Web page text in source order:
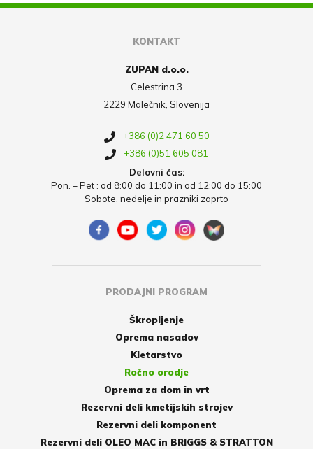
KONTAKT
ZUPAN d.o.o.
Celestrina 3
2229 Malečnik, Slovenija
+386 (0)2 471 60 50
+386 (0)51 605 081
Delovni čas:
Pon. – Pet : od 8:00 do 11:00 in od 12:00 do 15:00
Sobote, nedelje in prazniki zaprto
PRODAJNI PROGRAM
Škropljenje
Oprema nasadov
Kletarstvo
Ročno orodje
Oprema za dom in vrt
Rezervni deli kmetijskih strojev
Rezervni deli komponent
Rezervni deli OLEO MAC in BRIGGS & STRATTON